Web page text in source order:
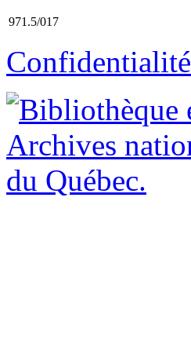
971.5/017
Confidentialité